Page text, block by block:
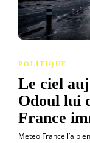
POLITIQUE
Le ciel
Odoul lui
France
Meteo France l’a